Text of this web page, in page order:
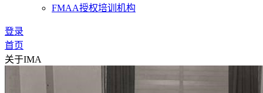
FMAA授权培训机构
登录
首页
关于IMA